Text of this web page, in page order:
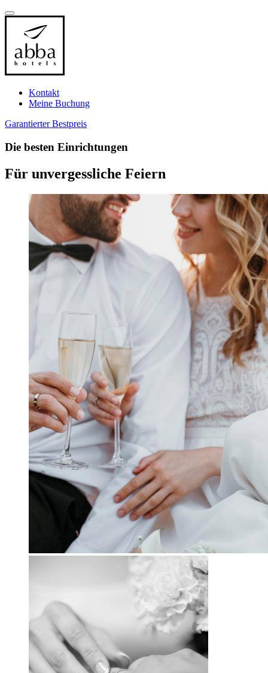
Kontakt
Meine Buchung
Garantierter Bestpreis
Die besten Einrichtungen
Für unvergessliche Feiern